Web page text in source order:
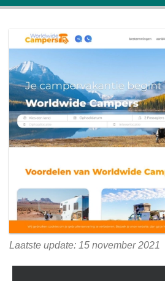
Laatste update: 15 november 2021